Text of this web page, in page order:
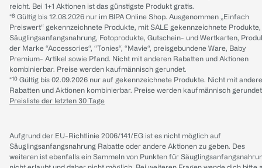
reicht. Bei 1+1 Aktionen ist das günstigste Produkt gratis.
*⁸ Gültig bis 12.08.2026 nur im BIPA Online Shop. Ausgenommen „Einfach
Preiswert“ gekennzeichnete Produkte, mit SALE gekennzeichnete Produkte,
Säuglingsanfangsnahrung, Fotoprodukte, Gutschein- und Wertkarten,
der Marke “Accessories“, “Tonies“, “Mavie“, preisgebundene Ware, Baby
Premium- Artikel sowie Pfand. Nicht mit anderen Rabatten und Aktionen
kombinierbar. Preise werden kaufmännisch gerundet.
*¹⁰ Gültig bis 02.09.2026 nur auf gekennzeichnete Produkte. Nicht mit
Rabatten und Aktionen kombinierbar. Preise werden kaufmännisch
Preisliste der letzten 30 Tage
Aufgrund der EU-Richtlinie 2006/141/EG ist es nicht möglich auf
Säuglingsanfangsnahrung Rabatte oder andere Aktionen zu geben. Des
weiteren ist ebenfalls ein Sammeln von Punkten für